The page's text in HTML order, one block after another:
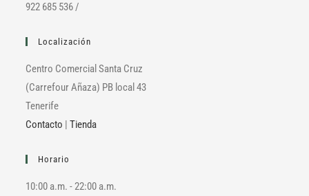
922 685 536 /
Localización
Centro Comercial Santa Cruz
(Carrefour Añaza) PB local 43
Tenerife
Contacto |Tienda
Horario
10:00 a.m. - 22:00 a.m.